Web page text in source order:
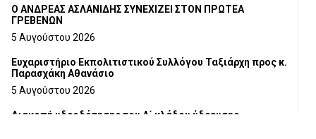
Ο ΑΝΔΡΕΑΣ ΑΣΛΑΝΙΔΗΣ ΣΥΝΕΧΙΖΕΙ ΣΤΟΝ ΠΡΩΤΕΑ
ΓΡΕΒΕΝΩΝ
5 Αυγούστου 2026
Ευχαριστήριο Εκπολιτιστικού Συλλόγου Ταξιάρχη προς κ.
Παρασχάκη Αθανάσιο
5 Αυγούστου 2026
Διακοπή υδροδότησης του Α΄ κλάδου ύδρευσης